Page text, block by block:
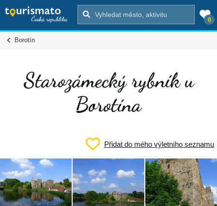
0
Borotín
Starozámecký rybník u
Borotína
Přidat do mého výletního seznamu